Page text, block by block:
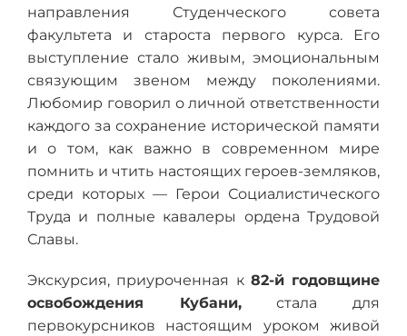
направления Студенческого совета
факультета и староста первого курса. Его
выступление стало живым, эмоциональным
связующим звеном между поколениями.
Любомир говорил о личной ответственности
каждого за сохранение исторической памяти
и о том, как важно в современном мире
помнить и чтить настоящих героев-земляков,
среди которых — Герои Социалистического
Труда и полные кавалеры ордена Трудовой
Славы.
Экскурсия, приуроченная к 82-й годовщине
освобождения Кубани,стала для
первокурсников настоящим уроком живой